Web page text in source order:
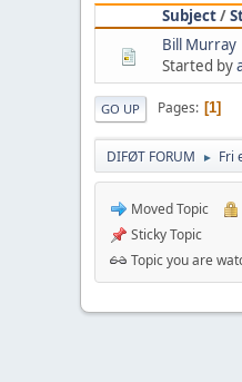
Subject/
Bill Murray
Started by
GO UP Pages 1
DIFØT FORUM ► Fri
Moved Topic
Sticky Topic
Topic you are